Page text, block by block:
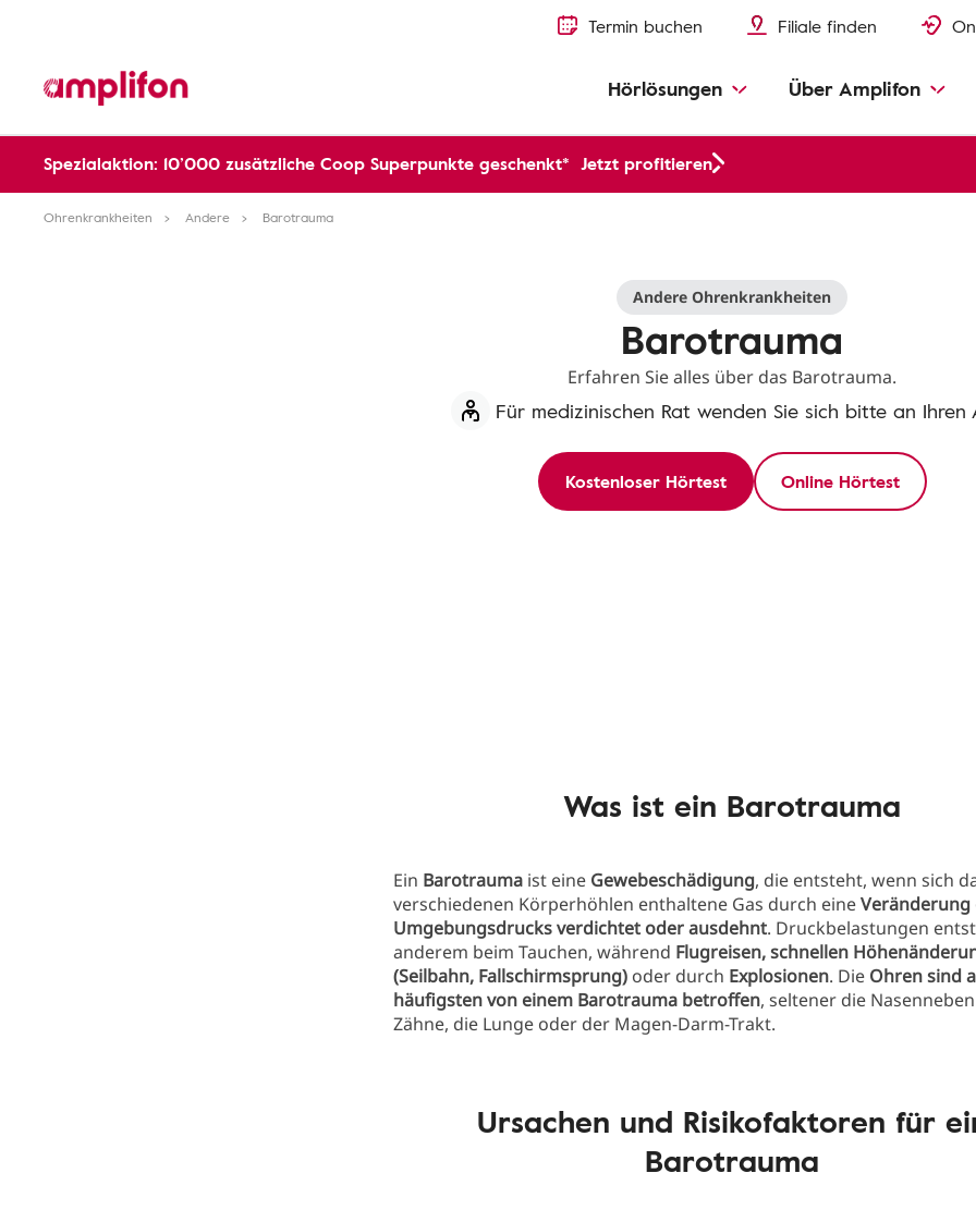
Termin buchen Filiale finden
Hörlösungen Über Amplifon
Spezialaktion: 10’000 zusätzliche Coop Superpunkte geschenkt* Jetzt profitieren
Ohrenkrankheiten Andere Barotrauma
Andere Ohrenkrankheiten
Barotrauma
Erfahren Sie alles über das Barotrauma.
Für medizinischen Rat wenden Sie sich bitte an Ihren
Kostenloser Hörtest Online Hörtest
Was ist ein Barotrauma
Ein Barotrauma ist eine Gewebeschädigung, die entsteht, wenn sich
verschiedenen Körperhöhlen enthaltene Gas durch eineVeränderung
Umgebungsdrucks verdichtet oder ausdehnt. Druckbelastungen
anderem beim Tauchen, während Flugreisen, schnellen
(Seilbahn, Fallschirmsprung) oder durch Explosionen. Die Ohren sind
häufigsten von einem Barotrauma betroffen, seltener die
Zähne, die Lunge oder der Magen-Darm-Trakt.
Ursachen und Risikofaktoren für
Barotrauma